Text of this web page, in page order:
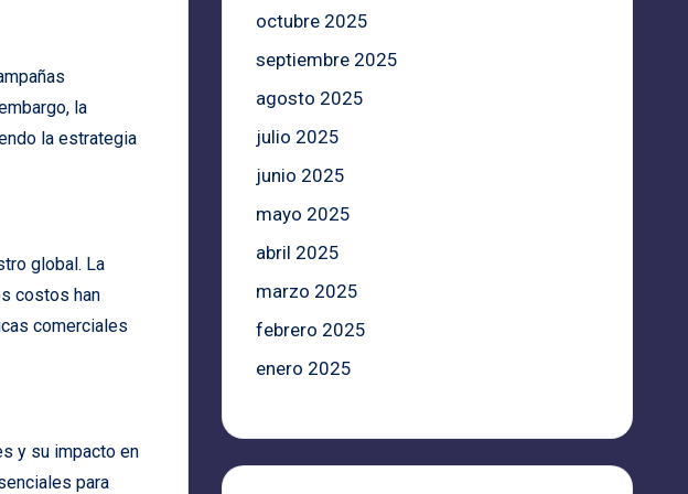
la
la estrategia
global. La
costos han
comerciales
y su impacto en
para
octubre 2025
septiembre 2025
agosto 2025
julio 2025
junio 2025
mayo 2025
abril 2025
marzo 2025
febrero 2025
enero 2025